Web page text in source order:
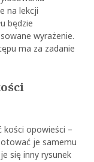
na lekcji
będzie
wyrażenie.
ma za zadanie
opowieści –
je samemu
się inny rysunek